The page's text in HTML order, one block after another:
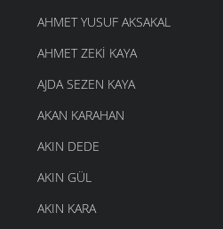
AHMET YUSUF AKSAKAL
AHMET ZEKI KAYA
AJDA SEZEN KAYA
AKAN KARAHAN
AKIN DEDE
AKIN GÜL
AKIN KARA